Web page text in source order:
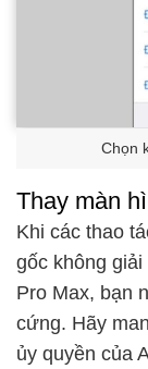
Chọn
Thay màn
Khi các thao
gốc không
Pro Max, bạn
cứng. Hãy
ủy quyền của